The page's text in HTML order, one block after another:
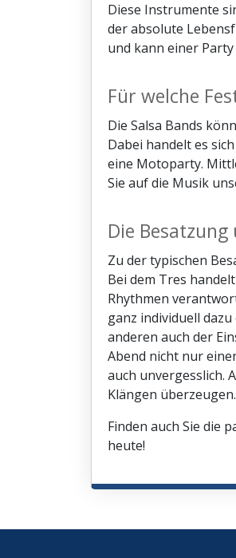
Diese Instrumente
der absolute
und kann einer
Für welche
Die Salsa Bands
Dabei handelt es
eine Motoparty.
Sie auf die Musik
Die Besatzung
Zu der typischen
Bei dem Tres
Rhythmen
ganz individuell
anderen auch der
Abend nicht nur
auch unvergesslich.
Klängen überzeugen.
Finden auch Sie die
heute!